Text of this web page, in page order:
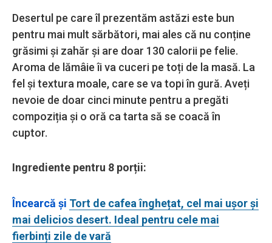
Desertul pe care îl prezentăm astăzi este bun
pentru mai mult sărbători, mai ales că nu conține
grăsimi și zahăr și are doar 130 calorii pe felie.
Aroma de lămâie îi va cuceri pe toți de la masă. La
fel și textura moale, care se va topi în gură. Aveți
nevoie de doar cinci minute pentru a pregăti
compoziția și o oră ca tarta să se coacă în
cuptor.
Ingrediente pentru 8 porții:
Încearcă și Tort de cafea înghețat, cel mai ușor și
mai delicios desert. Ideal pentru cele mai
fierbinți zile de vară